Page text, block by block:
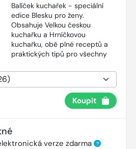
Balíček kuchařek - speciální
edice Blesku pro ženy.
Obsahuje Velkou českou
kuchařku a Hrníčkovou
kuchařku, obě plné receptů a
praktických tipů pro všechny
Koupit
verze zdarma ?